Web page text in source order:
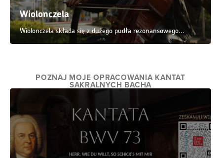
Wiolonczela
Wiolonczela składa się z dużego pudła rezonansowego...
POZNAJ MOJE OPRACOWANIA KANTAT
SAKRALNYCH BACHA